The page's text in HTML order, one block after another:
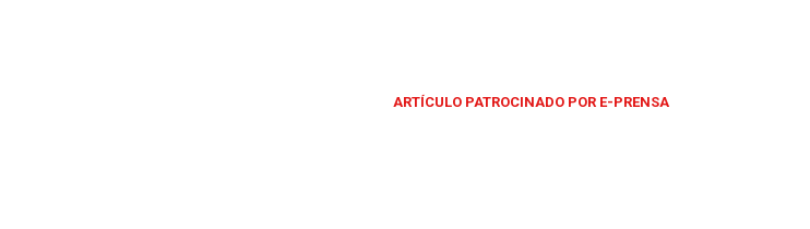
ARTÍCULO PATROCINADO POR E-PRENSA